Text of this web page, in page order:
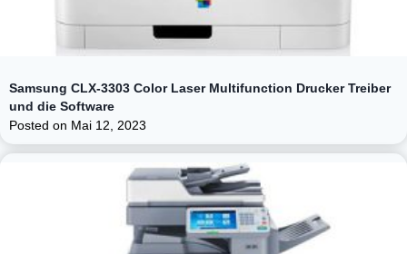
Samsung CLX-3303 Color Laser Multifunction Drucker Treiber
und die Software
Posted on Mai 12, 2023